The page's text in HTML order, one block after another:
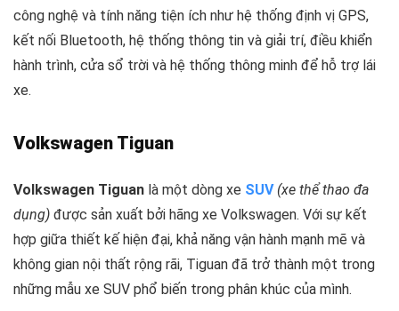
công nghệ và tính năng tiện ích như hệ thống định vị GPS,
kết nối Bluetooth, hệ thống thông tin và giải trí, điều khiển
hành trình, cửa sổ trời và hệ thống thông minh để hỗ trợ lái
xe.
Volkswagen Tiguan
Volkswagen Tiguan là một dòng xe SUV (xe thể thao đa
dụng) được sản xuất bởi hãng xe Volkswagen. Với sự kết
hợp giữa thiết kế hiện đại, khả năng vận hành mạnh mẽ và
không gian nội thất rộng rãi, Tiguan đã trở thành một trong
những mẫu xe SUV phổ biến trong phân khúc của mình.